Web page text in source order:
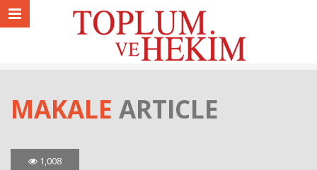
MAKALE ARTICLE
1,008